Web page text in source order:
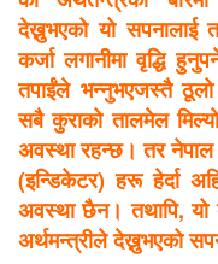
देख्नुभएको यो
कर्जा लगानीमा वृद्धि
तपाईंले भन्नुभएजस्तै ठूलो
सबै कुराको तालमेल
अवस्था रहन्छ। तर नेपाल
(इन्डिकेटर) हरू हेर्दा
अवस्था छैन। तथापि, यो
अर्थमन्त्रीले देख्नुभएको